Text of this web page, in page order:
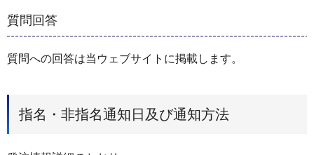
質問回答
質問への回答は当ウェブサイトに掲載します。
指名・非指名通知日及び通知方法